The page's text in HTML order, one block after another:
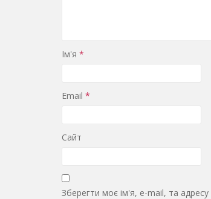
Ім'я *
Email *
Сайт
Зберегти моє ім'я, e-mail, та